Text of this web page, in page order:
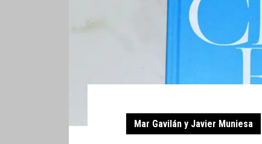
Mar Gavilán y Javier Muniesa